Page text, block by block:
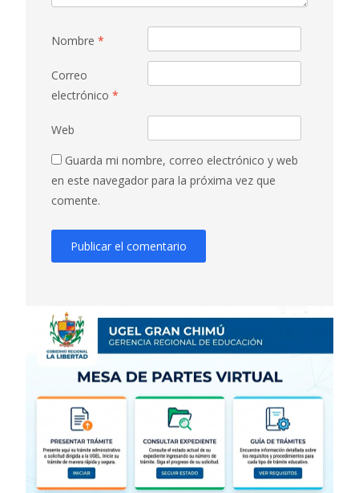
Nombre *
Correo
electrónico *
Web
Guarda mi nombre, correo electrónico y web
en este navegador para la próxima vez que
comente.